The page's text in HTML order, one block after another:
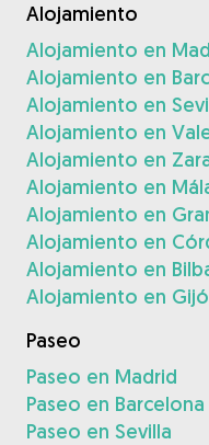
Alojamiento
Alojamiento en
Alojamiento en
Alojamiento en
Alojamiento en
Alojamiento en
Alojamiento en
Alojamiento en
Alojamiento en
Alojamiento en
Alojamiento en
Paseo
Paseo en Madrid
Paseo en Barcelona
Paseo en Sevilla